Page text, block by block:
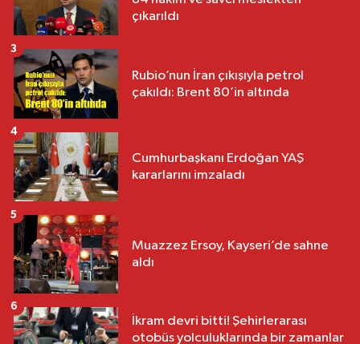
çıkarıldı
Rubio’nun İran çıkışıyla petrol
çakıldı: Brent 80’in altında
3
Cumhurbaşkanı Erdoğan YAŞ
kararlarını imzaladı
4
Muazzez Ersoy, Kayseri’de sahne
aldı
5
İkram devri bitti! Şehirlerarası
otobüs yolculuklarında bir zamanlar
6